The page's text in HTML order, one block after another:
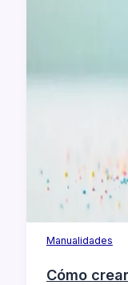
Manualidades
Cómo